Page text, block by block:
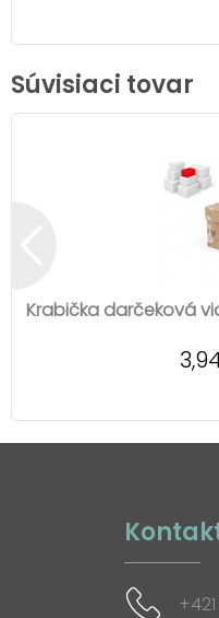
Súvisiaci tovar
Krabička darčeková